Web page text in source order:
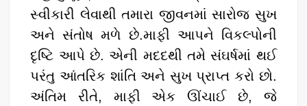
સ્વીકારી લેવાથી તમારા જીવનમાં સારોજ સુખ
અને સંતોષ મળે છે.માફી આપને વિકલ્પોની
દૃષ્ટિ આપે છે. એની મદદથી તમે સંઘર્ષમાં થઈ
પરંતુ આંતરિક શાંતિ અને સુખ પ્રાપ્ત કરો છો.
અંતિમ રીતે, માફી એક ઊંચાઈ છે, જે